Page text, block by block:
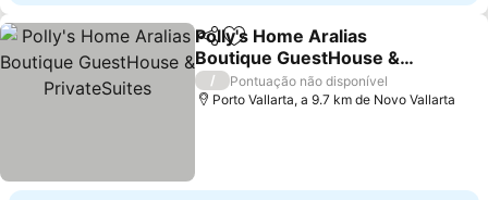
PartilharAdicionar aos favoritos
Polly's Home Aralias
Boutique GuestHouse &
PrivateSuites
Ver preços
/
Pontuação não disponível
Porto Vallarta, a 9.7 km de Novo Vallarta